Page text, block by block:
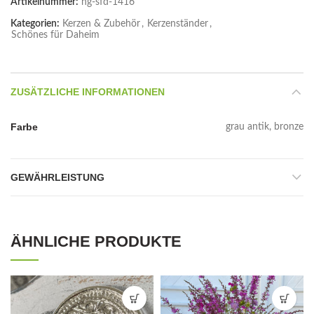
Artikelnummer: ng-sfd-1416
Kategorien: Kerzen & Zubehör , Kerzenständer ,
Schönes für Daheim
ZUSÄTZLICHE INFORMATIONEN
Farbe grau antik, bronze
GEWÄHRLEISTUNG
ÄHNLICHE PRODUKTE